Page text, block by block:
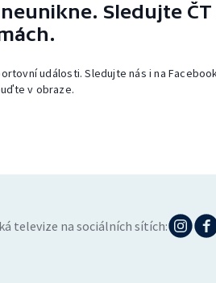
Sledujte
události. Sledujte nás i na
v obraze.
televize na sociálních sítích: